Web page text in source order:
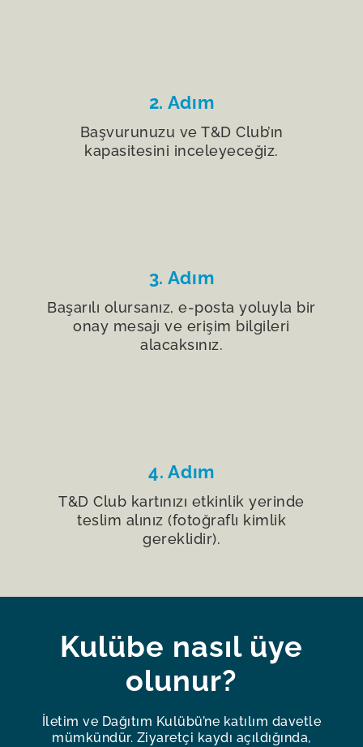
2. Adım
Başvurunuzu ve T&D Club’ın
kapasitesini inceleyeceğiz.
3. Adım
Başarılı olursanız, e-posta yoluyla bir
onay mesajı ve erişim bilgileri
alacaksınız.
4. Adım
T&D Club kartınızı etkinlik yerinde
teslim alınız (fotoğraflı kimlik
gereklidir).
Kulübe nasıl üye
olunur?
İletim ve Dağıtım Kulübü’ne katılım davetle
mümkündür. Ziyaretçi kaydı açıldığında,